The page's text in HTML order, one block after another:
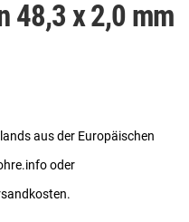
48,3 x 2,0 mm
aus der Europäischen
oder